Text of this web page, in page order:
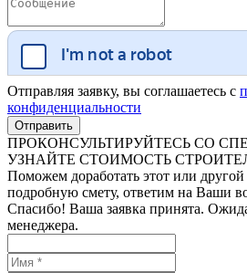
Отправляя заявку, вы соглашаетесь с
конфиденциальности
ПРОКОНСУЛЬТИРУЙТЕСЬ СО
УЗНАЙТЕ СТОИМОСТЬ
Поможем доработать этот или
подробную смету, ответим на Ваши
Спасибо! Ваша заявка принята.
менеджера.